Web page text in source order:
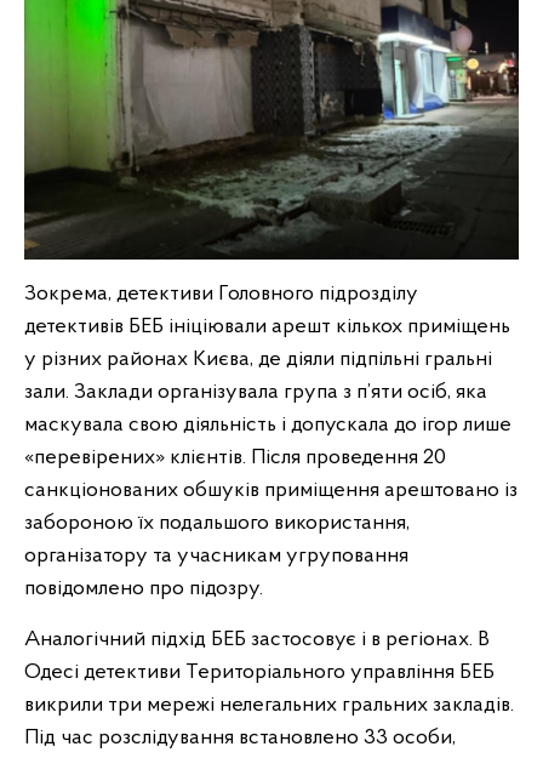
Зокрема, детективи Головного підрозділу
детективів БЕБ ініціювали арешт кількох приміщень
у різних районах Києва, де діяли підпільні гральні
зали. Заклади організувала група з п’яти осіб, яка
маскувала свою діяльність і допускала до ігор лише
«перевірених» клієнтів. Після проведення 20
санкціонованих обшуків приміщення арештовано із
забороною їх подальшого використання,
організатору та учасникам угруповання
повідомлено про підозру.
Аналогічний підхід БЕБ застосовує і в регіонах. В
Одесі детективи Територіального управління БЕБ
викрили три мережі нелегальних гральних закладів.
Під час розслідування встановлено 33 особи,